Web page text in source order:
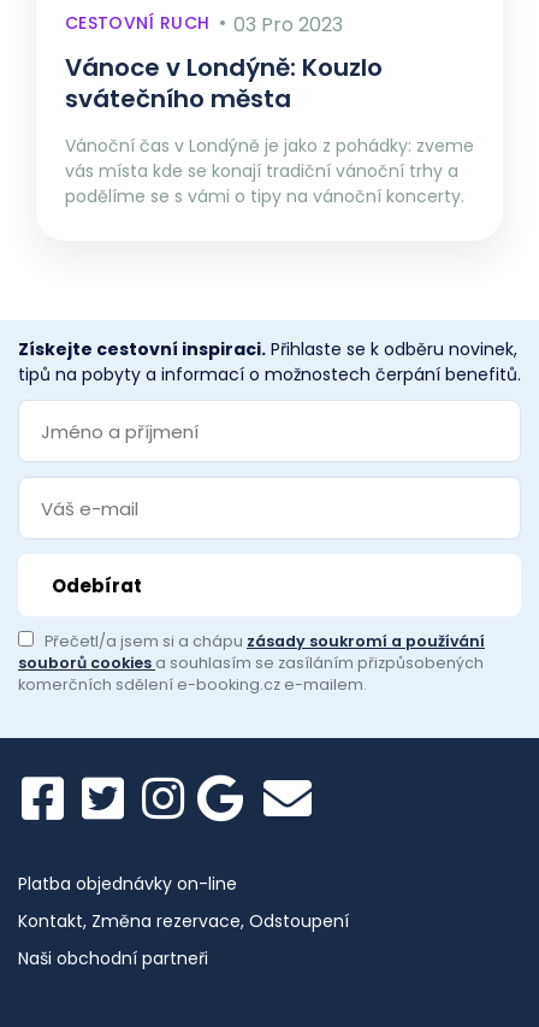
CESTOVNÍ RUCH 03 Pro 2023
Vánoce v Londýně: Kouzlo
svátečního města
Vánoční čas v Londýně je jako z pohádky: zveme
vás místa kde se konají tradiční vánoční trhy a
podělíme se s vámi o tipy na vánoční koncerty.
Získejte cestovní inspiraci. Přihlaste se k odběru novinek,
tipů na pobyty a informací o možnostech čerpání benefitů.
Přečetl/a jsem si a chápu zásady soukromí a používání
souborů cookies a souhlasím se zasíláním přizpůsobených
komerčních sdělení e-booking.cz e-mailem.
Platba objednávky on-line
Kontakt, Změna rezervace, Odstoupení
Naši obchodní partneři